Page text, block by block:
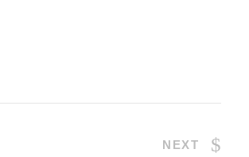
NEXT